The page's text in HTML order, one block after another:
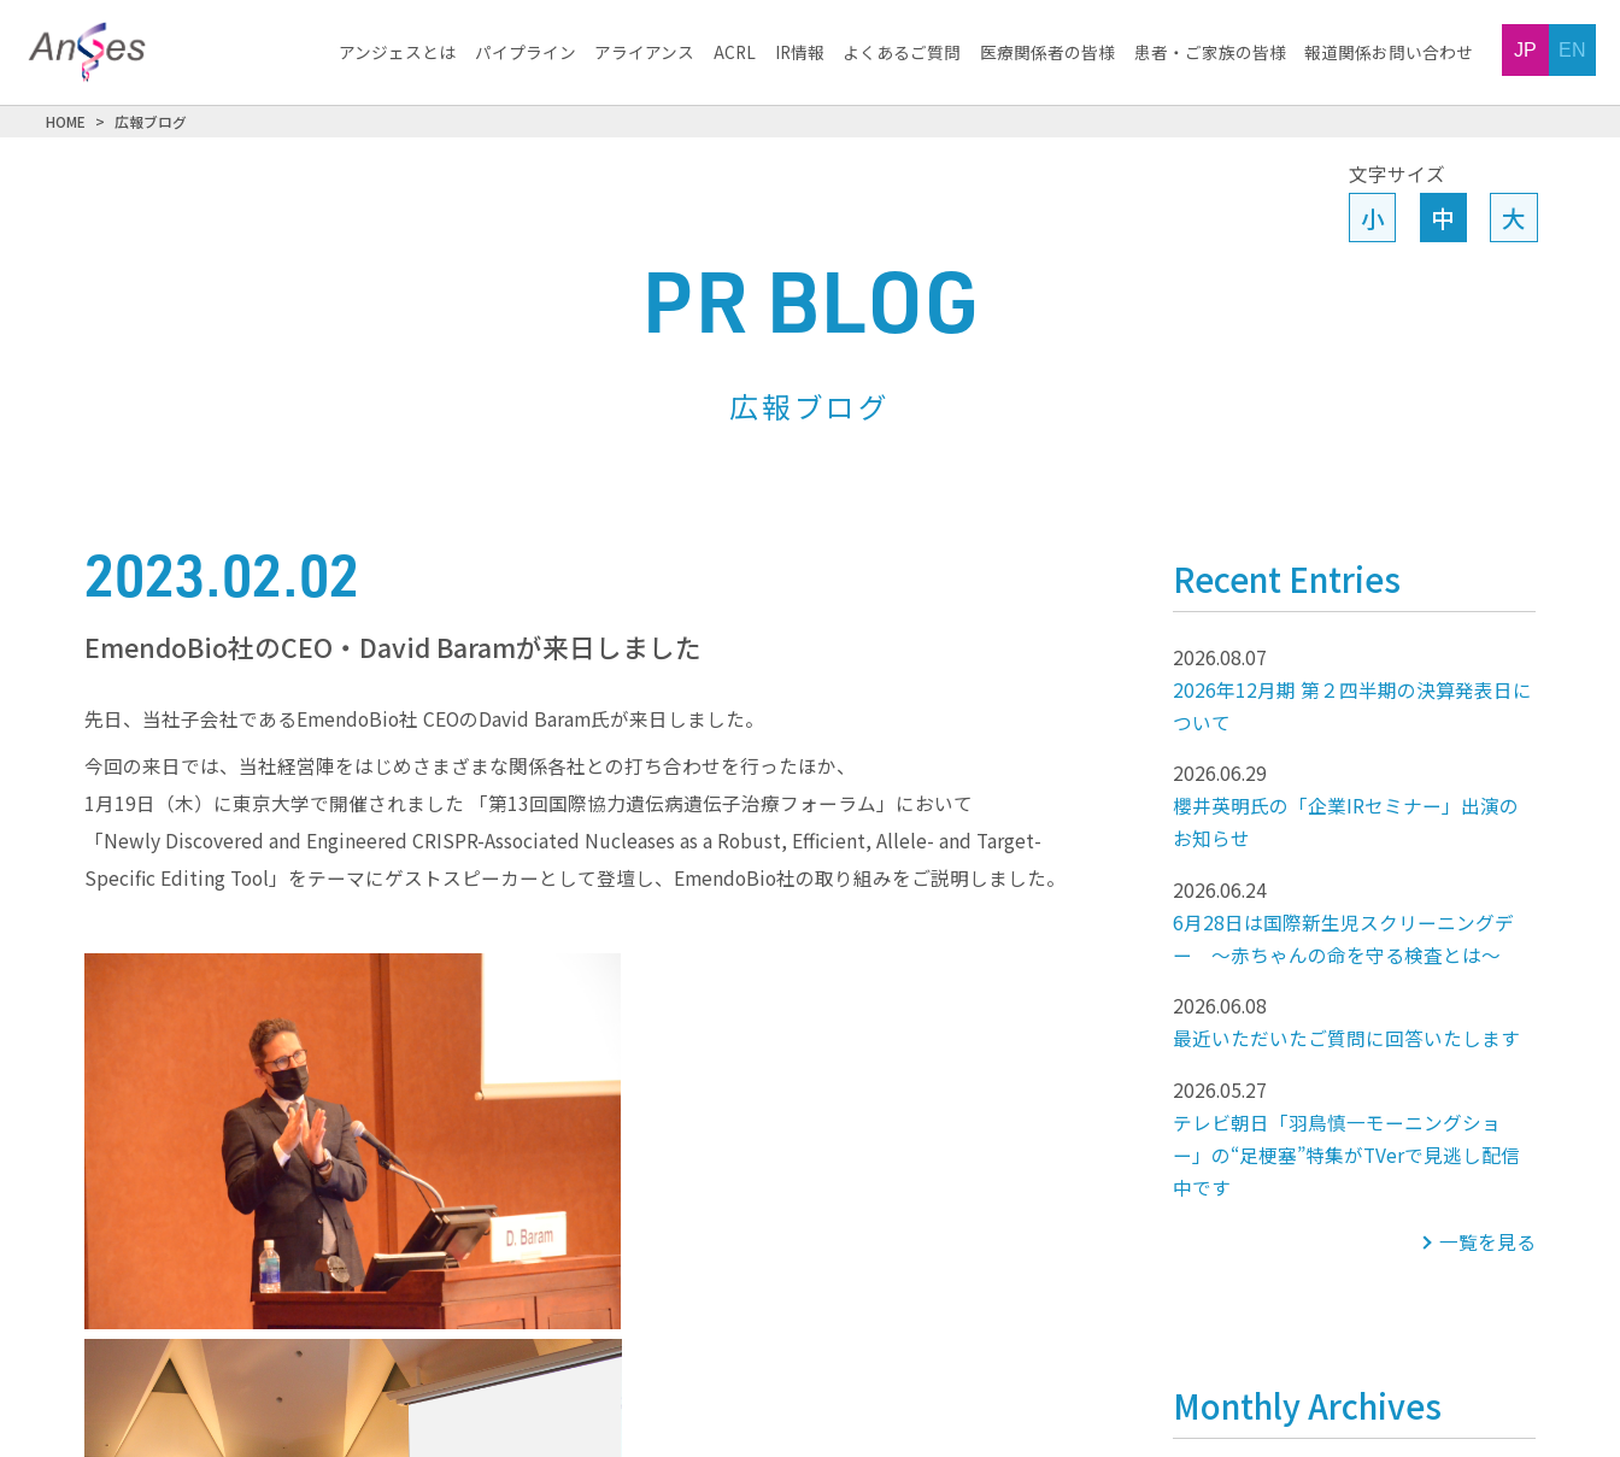
アンジェスとは パイプライン アライアンス ACRL IR情報 よくあるご質問 医療関係者の皆様 患者・ご家族の皆様 報道関係お問い合わせ JP EN
HOME 広報ブログ
PR BLOG
広報ブログ
文字サイズ
小 中 大
2023.02.02
EmendoBio社のCEO・David Baramが来日しました
先日、当社子会社であるEmendoBio社 CEOのDavid Baram氏が来日しました。
今回の来日では、当社経営陣をはじめさまざまな関係各社との打ち合わせを行ったほか、
1月19日（木）に東京大学で開催されました 「第13回国際協力遺伝病遺伝子治療フォーラム」において
「Newly Discovered and Engineered CRISPR-Associated Nucleases as a Robust, Efficient, Allele- and Target-
Specific Editing Tool」をテーマにゲストスピーカーとして登壇し、EmendoBio社の取り組みをご説明しました。
Recent Entries
2026.08.07
2026年12月期 第２四半期の決算発表日に
ついて
2026.06.29
櫻井英明氏の「企業IRセミナー」出演の
お知らせ
2026.06.24
6月28日は国際新生児スクリーニングデ
ー ～赤ちゃんの命を守る検査とは～
2026.06.08
最近いただいたご質問に回答いたします
2026.05.27
テレビ朝日「羽鳥慎一モーニングショ
ー」の“足梗塞”特集がTVerで見逃し配信
中です
一覧を見る
Monthly Archives